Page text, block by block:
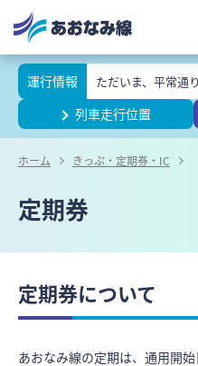
運行情報 ただいま、平常通
列車走行位置
ホーム きっぷ・定期券・IC
定期券
定期券について
あおなみ線の定期は、通用開